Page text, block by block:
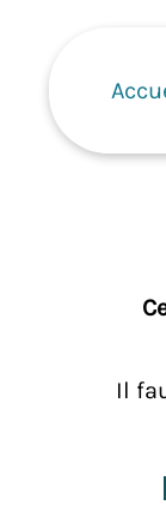
principale
Il